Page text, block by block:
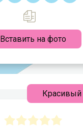
Вставить на фото